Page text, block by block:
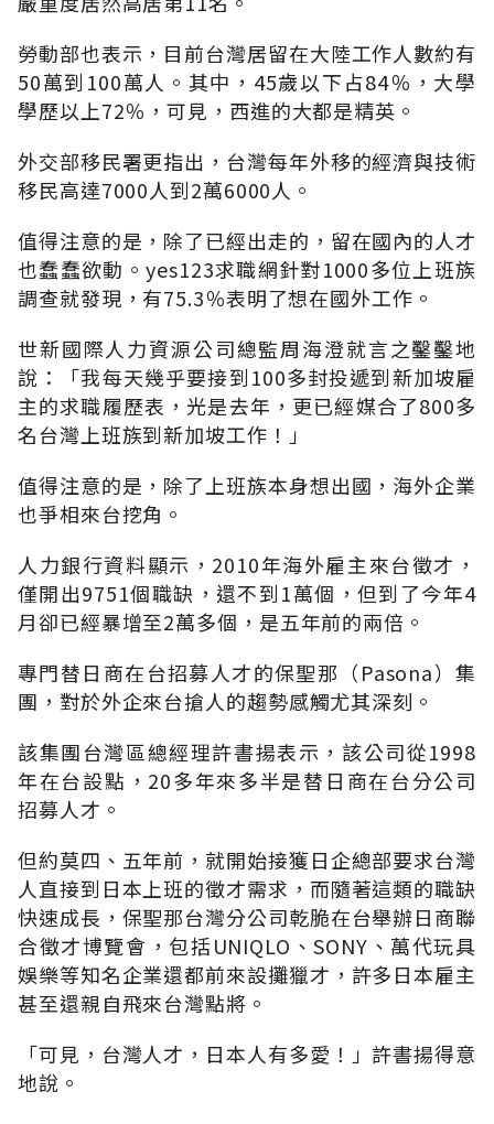
勞動部也表示，目前台灣居留在大陸工作人數約有
50萬到100萬人。其中，45歲以下占84％，大學
學歷以上72％，可見，西進的大都是精英。
外交部移民署更指出，台灣每年外移的經濟與技術
移民高達7000人到2萬6000人。
值得注意的是，除了已經出走的，留在國內的人才
也蠢蠢欲動。yes123求職網針對1000多位上班族
調查就發現，有75.3％表明了想在國外工作。
世新國際人力資源公司總監周海澄就言之鑿鑿地
說：「我每天幾乎要接到100多封投遞到新加坡雇
主的求職履歷表，光是去年，更已經媒合了800多
名台灣上班族到新加坡工作！」
值得注意的是，除了上班族本身想出國，海外企業
也爭相來台挖角。
人力銀行資料顯示，2010年海外雇主來台徵才，
僅開出9751個職缺，還不到1萬個，但到了今年4
月卻已經暴增至2萬多個，是五年前的兩倍。
專門替日商在台招募人才的保聖那（Pasona）集
團，對於外企來台搶人的趨勢感觸尤其深刻。
該集團台灣區總經理許書揚表示，該公司從1998
年在台設點，20多年來多半是替日商在台分公司
招募人才。
但約莫四、五年前，就開始接獲日企總部要求台灣
人直接到日本上班的徵才需求，而隨著這類的職缺
快速成長，保聖那台灣分公司乾脆在台舉辦日商聯
合徵才博覽會，包括UNIQLO、SONY、萬代玩具
娛樂等知名企業還都前來設攤獵才，許多日本雇主
甚至還親自飛來台灣點將。
「可見，台灣人才，日本人有多愛！」許書揚得意
地說。